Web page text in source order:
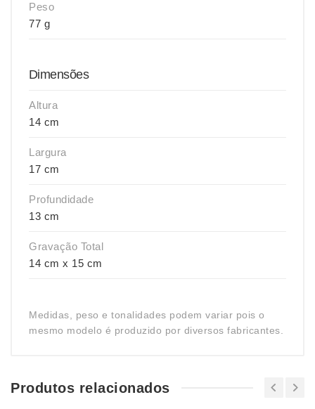
Peso
77 g
Dimensões
Altura
14 cm
Largura
17 cm
Profundidade
13 cm
Gravação Total
14 cm x 15 cm
Medidas, peso e tonalidades podem variar pois o
mesmo modelo é produzido por diversos fabricantes.
Produtos relacionados